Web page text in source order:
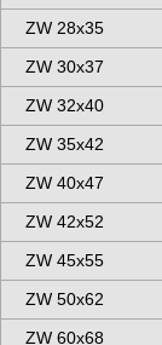
ZW 28x35
ZW 30x37
ZW 32x40
ZW 35x42
ZW 40x47
ZW 42x52
ZW 45x55
ZW 50x62
ZW 60x68